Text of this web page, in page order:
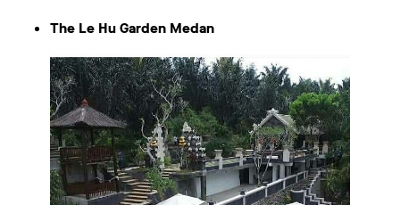
The Le Hu Garden Medan